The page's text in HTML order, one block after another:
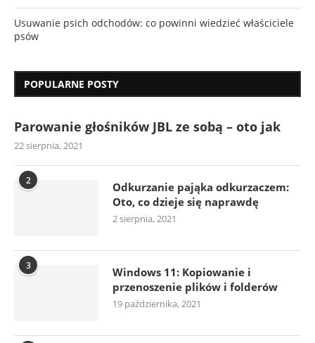
Usuwanie psich odchodów: co powinni wiedzieć właściciele
psów
POPULARNE POSTY
Parowanie głośników JBL ze sobą – oto jak
22 sierpnia, 2021
2
Odkurzanie pająka odkurzaczem:
Oto, co dzieje się naprawdę
2 sierpnia, 2021
3
Windows 11: Kopiowanie i
przenoszenie plików i folderów
19 października, 2021